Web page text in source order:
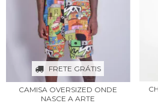
FRETE GRÁTIS
CAMISA OVERSIZED ONDE
NASCE A ARTE